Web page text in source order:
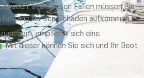
In all diesen Fällen müssen Sie
Umfang für den Schaden aufkommen.
empfiehlt sich eine
. Mit dieser können Sie sich und Ihr Boot